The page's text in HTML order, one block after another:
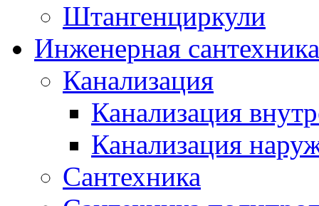
Штангенциркули
Инженерная сантехника
Канализация
Канализация
Канализация
Сантехника